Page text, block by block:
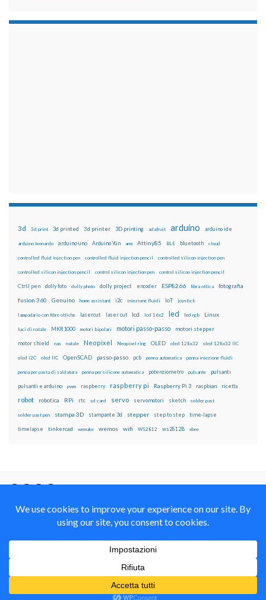
3d 3d print 3d printed 3d printer 3D printing adafruit arduino arduino ide
arduino leonardo arduino uno Arduino Yún arm Attiny85 BLE bluetooth cloud
controlled fluid injection pen controlled fluid injection pencil controlled silicon injection pen
controlled silicon injection pencil control silicon injection pen control silicon injection pencil
CtrlJ pen dolly foto dolly photo dolly project encoder ESP8266 fibra ottica fotografia
fusion 360 Genuino home assistant i2c iniezione fluidi IoT joystick
lampadario con fibre ottiche lasercut laser cut lcd lcd 16x2 led led rgb Linux
luci di natale MKR1000 motori bipolari motori passo-passo motori stepper
motor shield nas natale Neopixel Neopixel ring OLED oled 128x32 oled 128x32 IIC
oled i2C oled IIC OpenSCAD passo-passo pcb penna automatica penna iniezione fluidi
penna per pasta di saldatura penna per silicone automatica potenziometro pulsante pulsanti
pulsanti e arduino pwm raspberry raspberry pi Raspberry Pi 3 raspbian ricetta
robot robotica RPi rtc sd card servo servomotori sketch solder past
solder past pen stampa 3D stampante 3d stepper step to step time-lapse
timelapse tinkercad wemake wemos wifi WS2812 ws2812B xbee
Alike 4.0 International
© 2012-2018 Mauro Alfieri Elettronica Domotica Robotica Arduino Corsi
Realizzato con il
daGraphene Themes.